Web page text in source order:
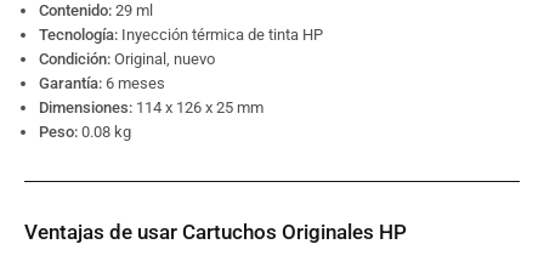
Contenido: 29 ml
Tecnología: Inyección térmica de tinta HP
Condición: Original, nuevo
Garantía: 6 meses
Dimensiones: 114 x 126 x 25 mm
Peso: 0.08 kg
Ventajas de usar Cartuchos Originales HP